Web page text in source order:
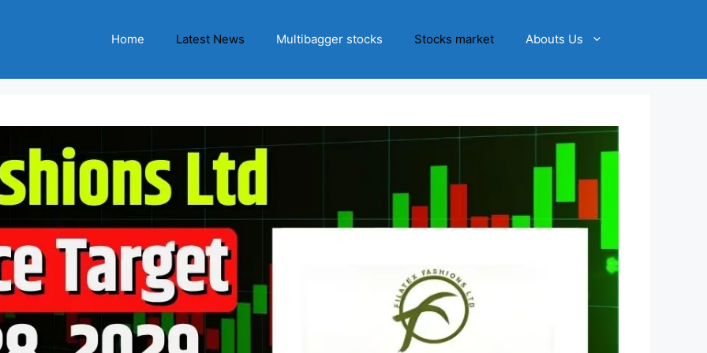
Home Latest News Multibagger stocks Stocks market Abouts Us